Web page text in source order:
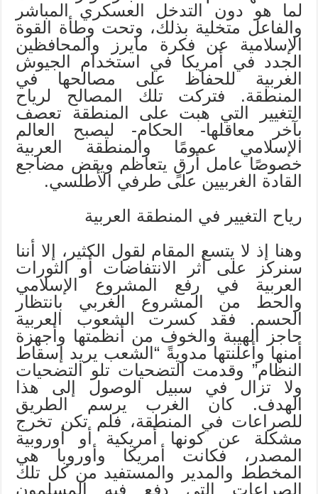
لما هو دون التدخل العسكري المباشر
والفاعل متخلية بذلك، وتحت وطأة القوة
الإسلامية عن فكرة مايرز والمحافظين
الجدد في أمريكا في استخدام الجيوش
الغربية للحفاظ على مصالحها في
المنطقة. فتركت تلك المصالح لرياح
التغيير التي هبت على المنطقة تعصف
بآخر معاقلها- الحكام- ليصبح العالم
الإسلامي عمومًا والمنطقة العربية
خصوصًا عامل أرقٍ يتعاظم ويقض مضاجع
القادة الغربيين على طرفي الأطلسي.
رياح التغيير في المنطقة العربية
وهنا إذ لا يتسع المقام لقول الكثير، إلا أننا
سنركز على أثر الانتفاضات أو الثورات
العربية في رفع المشروع الإسلامي
والحط من المشروع الغربي بانتظار
الحسم. فقد كسرت الشعوب العربية
حاجز الهيبة والخوف من أنظمتها وأجهزة
أمنها وأعلنتها مدويةً “الشعب يريد إسقاط
النظام” وقدمت التضحيات تلو التضحيات
ولا تزال في سبيل الوصول إلى هذا
الهدف. كان الغرب يرسم الطريق
للصراعات في المنطقة، فلم تكن تخرج
مشكلة عن كونها أمريكية أو أوروبية
المصدر، فكانت أمريكا وأوروبا هي
المخطط والمدير والمستفيد من كل تلك
الصراعات التي دفع فيه المسلمون